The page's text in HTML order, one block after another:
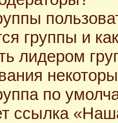
группы и
лидером
по
ссылка